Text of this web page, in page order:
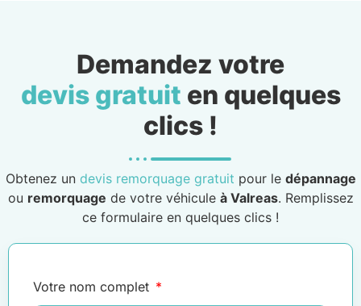
Demandez votre
devis gratuit en quelques
clics !
Obtenez un devis remorquage gratuit pour le dépannage
ou remorquage de votre véhicule à Valreas. Remplissez
ce formulaire en quelques clics !
Votre nom complet